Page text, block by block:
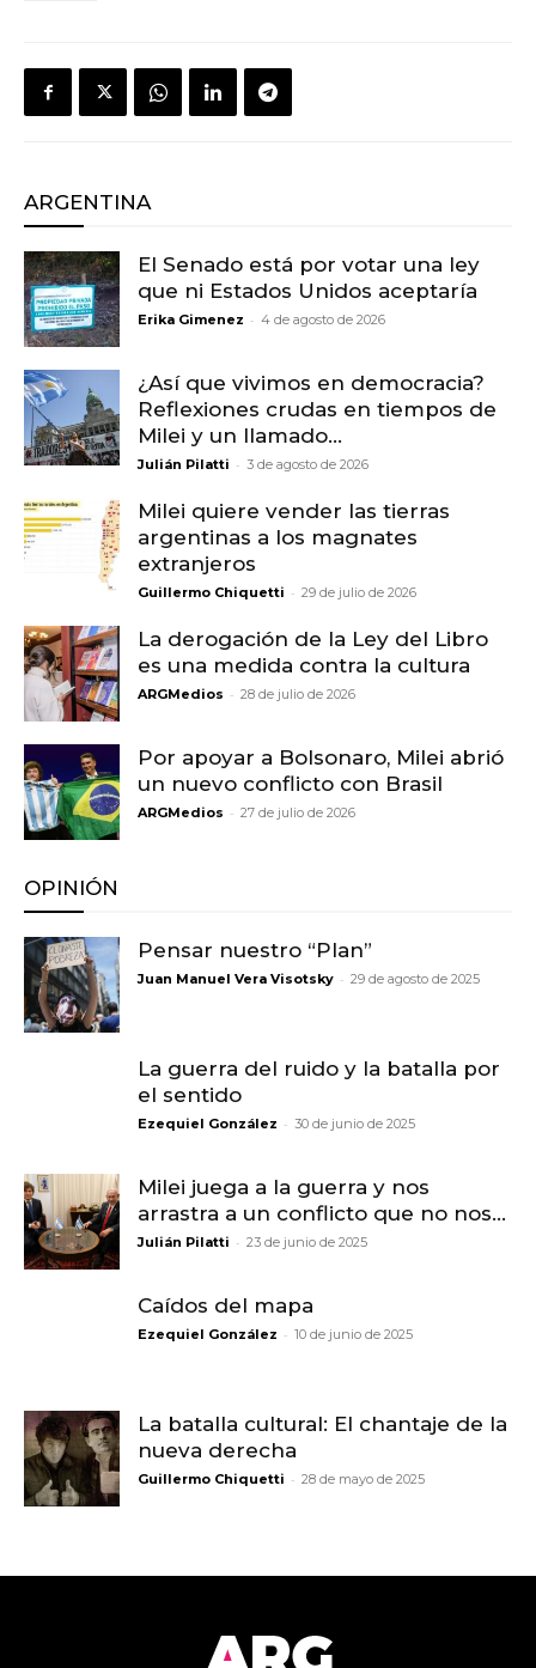
ARGENTINA
El Senado está por votar una ley
que ni Estados Unidos aceptaría
Erika Gimenez - 4 de agosto de 2026
¿Así que vivimos en democracia?
Reflexiones crudas en tiempos de
Milei y un llamado...
Julián Pilatti - 3 de agosto de 2026
Milei quiere vender las tierras
argentinas a los magnates
extranjeros
Guillermo Chiquetti - 29 de julio de 2026
La derogación de la Ley del Libro
es una medida contra la cultura
ARGMedios - 28 de julio de 2026
Por apoyar a Bolsonaro, Milei abrió
un nuevo conflicto con Brasil
ARGMedios - 27 de julio de 2026
OPINIÓN
Pensar nuestro “Plan”
Juan Manuel Vera Visotsky - 29 de agosto de 2025
La guerra del ruido y la batalla por
el sentido
Ezequiel González - 30 de junio de 2025
Milei juega a la guerra y nos
arrastra a un conflicto que no nos...
Julián Pilatti - 23 de junio de 2025
Caídos del mapa
Ezequiel González - 10 de junio de 2025
La batalla cultural: El chantaje de la
nueva derecha
Guillermo Chiquetti - 28 de mayo de 2025